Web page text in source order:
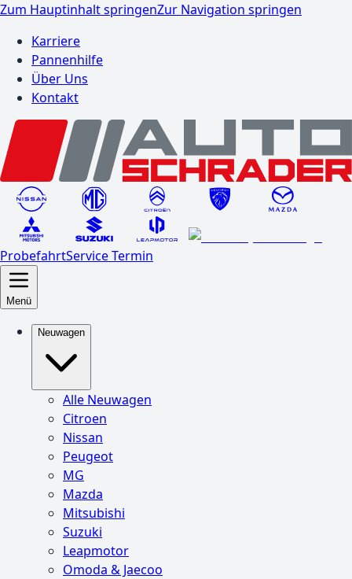
Zum Hauptinhalt springenZur Navigation springen
Karriere
Pannenhilfe
Über Uns
Kontakt
ProbefahrtService Termin
Menü
Neuwagen
Alle Neuwagen
Citroen
Nissan
Peugeot
MG
Mazda
Mitsubishi
Suzuki
Leapmotor
Omoda & Jaecoo